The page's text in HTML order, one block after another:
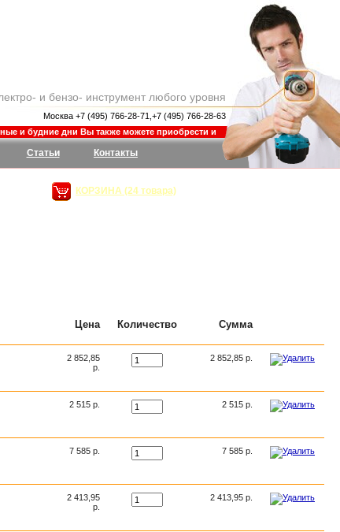
и бензо- инструмент любого уровня
Москва +7 (495) 766-28-71,+7 (495) 766-28-63
и будние дни Вы также можете приобрести и заказать товар в магазине
Статьи Контакты
КОРЗИНА (24 товара)
Цена Количество Сумма
2 852,85
р.
2 852,85 р.
2 515 р. 2 515 р.
7 585 р. 7 585 р.
2 413,95
р.
2 413,95 р.